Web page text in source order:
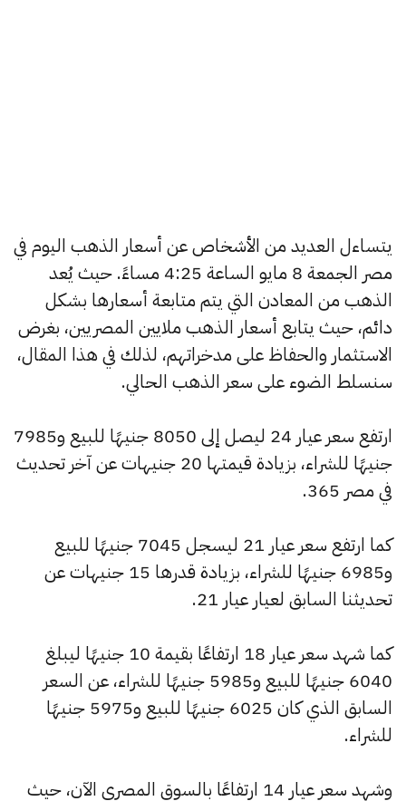
يتساءل العديد من الأشخاص عن أسعار الذهب اليوم في
مصر الجمعة 8 مايو الساعة 4:25 مساءً. حيث يُعد
الذهب من المعادن التي يتم متابعة أسعارها بشكل
دائم، حيث يتابع أسعار الذهب ملايين المصريين، بغرض
الاستثمار والحفاظ على مدخراتهم، لذلك في هذا المقال،
سنسلط الضوء على سعر الذهب الحالي.
ارتفع سعر عيار 24 ليصل إلى 8050 جنيهًا للبيع و7985
جنيهًا للشراء، بزيادة قيمتها 20 جنيهات عن آخر تحديث
في مصر 365.
كما ارتفع سعر عيار 21 ليسجل 7045 جنيهًا للبيع
و6985 جنيهًا للشراء، بزيادة قدرها 15 جنيهات عن
تحديثنا السابق لعيار عيار 21.
كما شهد سعر عيار 18 ارتفاعًا بقيمة 10 جنيهًا ليبلغ
6040 جنيهًا للبيع و5985 جنيهًا للشراء، عن السعر
السابق الذي كان 6025 جنيهًا للبيع و5975 جنيهًا
للشراء.
وشهد سعر عيار 14 ارتفاعًا بالسوق المصري الآن، حيث